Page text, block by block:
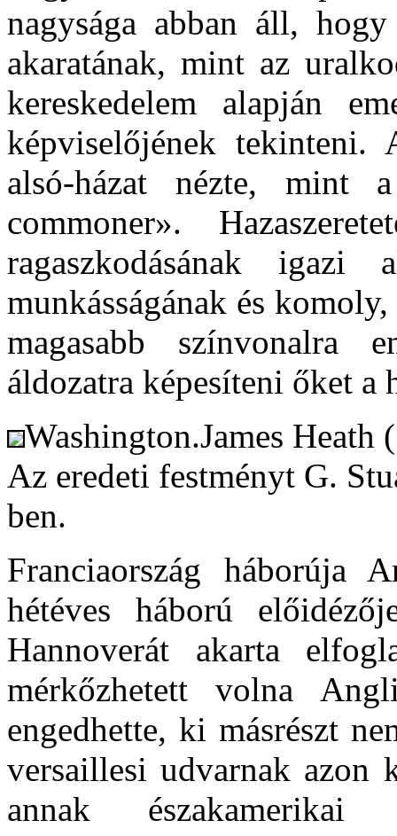
nagysága abban áll,
akaratának, mint az
kereskedelem alapján
képviselőjének
alsó-házat nézte, mint
commoner».
ragaszkodásának
munkásságának és
magasabb színvonalra
áldozatra képesíteni őket a
Washington.James Heath
Az eredeti festményt G.
ben.
Franciaország háborúja
hétéves háború
Hannoverát akarta
mérkőzhetett volna
engedhette, ki másrészt
versaillesi udvarnak azon
annak